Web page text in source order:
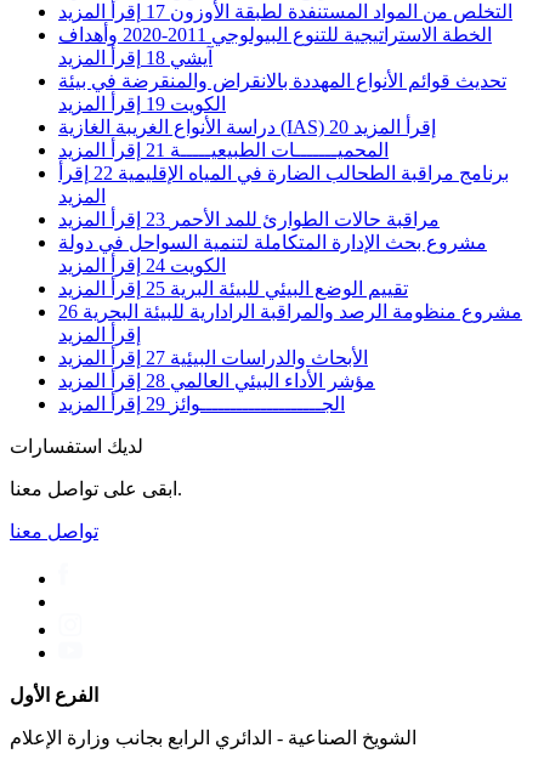
التخلص من المواد المستنفدة لطبقة الأوزون 17 إقرأ المزيد
الخطة الاستراتيجية للتنوع البيولوجي 2011-2020 وأهداف
آيشي 18 إقرأ المزيد
تحديث قوائم الأنواع المهددة بالانقراض والمنقرضة في بيئة
الكويت 19 إقرأ المزيد
دراسة الأنواع الغريبة الغازية (IAS) 20 إقرأ المزيد
المحميـــــــات الطبيعيـــــة 21 إقرأ المزيد
برنامج مراقبة الطحالب الضارة في المياه الإقليمية 22 إقرأ
المزيد
مراقبة حالات الطوارئ للمد الأحمر 23 إقرأ المزيد
مشروع بحث الإدارة المتكاملة لتنمية السواحل في دولة
الكويت 24 إقرأ المزيد
تقييم الوضع البيئي للبيئة البرية 25 إقرأ المزيد
مشروع منظومة الرصد والمراقبة الرادارية للبيئة البحرية 26
إقرأ المزيد
الأبحاث والدراسات البيئية 27 إقرأ المزيد
مؤشر الأداء البيئي العالمي 28 إقرأ المزيد
الجــــــــــــــــــــوائز 29 إقرأ المزيد
لديك استفسارات
ابقى على تواصل معنا.
تواصل معنا
الفرع الأول
الشويخ الصناعية - الدائري الرابع بجانب وزارة الإعلام